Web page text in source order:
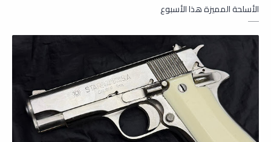
الأسلحة المميزة هذا الأسبوع